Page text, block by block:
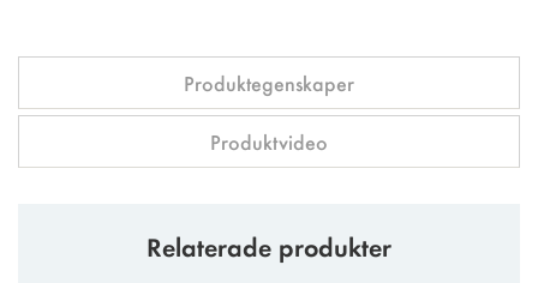
Produktegenskaper
Produktvideo
Relaterade produkter